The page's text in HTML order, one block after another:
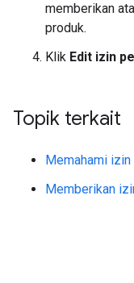
memberikan
produk.
Klik Edit izin
Topik terkait
Memahami
Memberikan